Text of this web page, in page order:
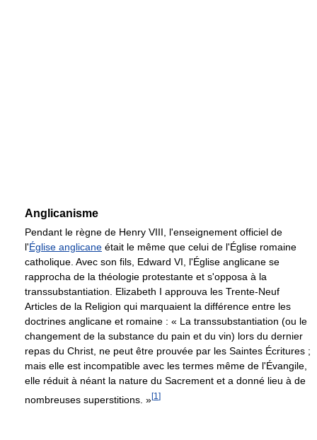
Anglicanisme
Pendant le règne de Henry VIII, l'enseignement officiel de
l'Église anglicane était le même que celui de l'Église romaine
catholique. Avec son fils, Edward VI, l'Église anglicane se
rapprocha de la théologie protestante et s'opposa à la
transsubstantiation. Elizabeth I approuva les Trente-Neuf
Articles de la Religion qui marquaient la différence entre les
doctrines anglicane et romaine : « La transsubstantiation (ou le
changement de la substance du pain et du vin) lors du dernier
repas du Christ, ne peut être prouvée par les Saintes Écritures ;
mais elle est incompatible avec les termes même de l'Évangile,
elle réduit à néant la nature du Sacrement et a donné lieu à de
nombreuses superstitions. »[1 ]